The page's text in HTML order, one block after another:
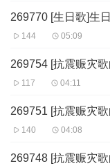
269770 [生日歌]生
144 05:09
269754 [抗震赈灾
117 04:11
269751 [抗震赈灾
140 04:08
269748 [抗震赈灾